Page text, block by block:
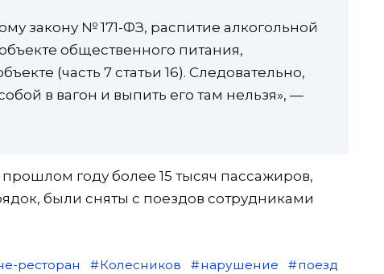
закону № 171-ФЗ, распитие алкогольной
общественного питания,
(часть 7 статьи 16). Следовательно,
в вагон и выпить его там нельзя», —
году более 15 тысяч пассажиров,
были сняты с поездов сотрудниками
ресторан Колесников нарушение
поезд